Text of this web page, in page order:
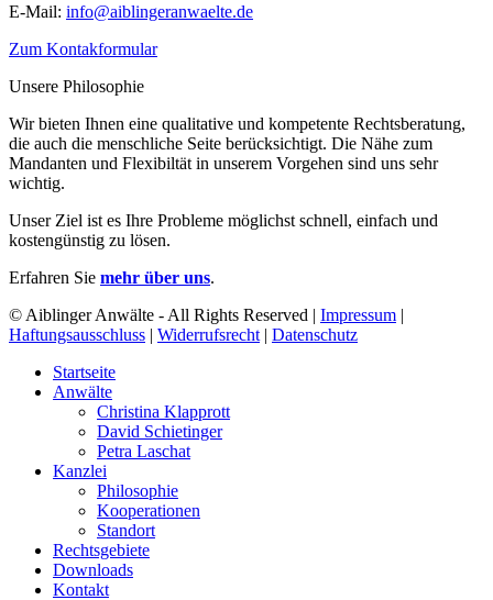
E-Mail: info@aiblingeranwaelte.de
Zum Kontakformular
Unsere Philosophie
Wir bieten Ihnen eine qualitative und kompetente Rechtsberatung,
die auch die menschliche Seite berücksichtigt. Die Nähe zum
Mandanten und Flexibiltät in unserem Vorgehen sind uns sehr
wichtig.
Unser Ziel ist es Ihre Probleme möglichst schnell, einfach und
kostengünstig zu lösen.
Erfahren Sie mehr über uns.
© Aiblinger Anwälte - All Rights Reserved | Impressum |
Haftungsausschluss | Widerrufsrecht | Datenschutz
Startseite
Anwälte
Christina Klapprott
David Schietinger
Petra Laschat
Kanzlei
Philosophie
Kooperationen
Standort
Rechtsgebiete
Downloads
Kontakt